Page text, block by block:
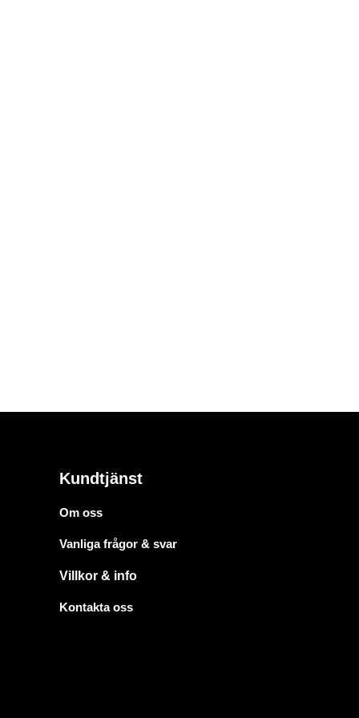
Kundtjänst
Om oss
Vanliga frågor & svar
Villkor & info
Kontakta oss